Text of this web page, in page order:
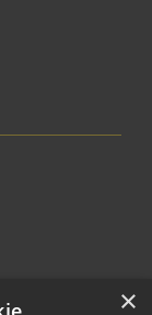
×